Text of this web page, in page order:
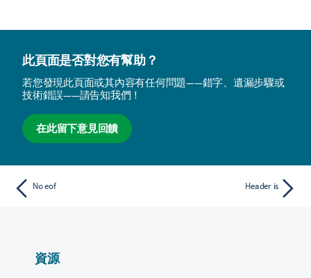
此頁面是否對您有幫助？
若您發現此頁面或其內容有任何問題——錯字、遺漏步驟或
技術錯誤——請告知我們！
在此留下意見回饋
No eof Header is
資源